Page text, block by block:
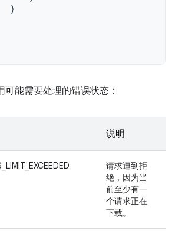
}
能需要处理的错误状态：
说明
请求遭到拒
绝，因为当
前至少有一
个请求正在
下载。